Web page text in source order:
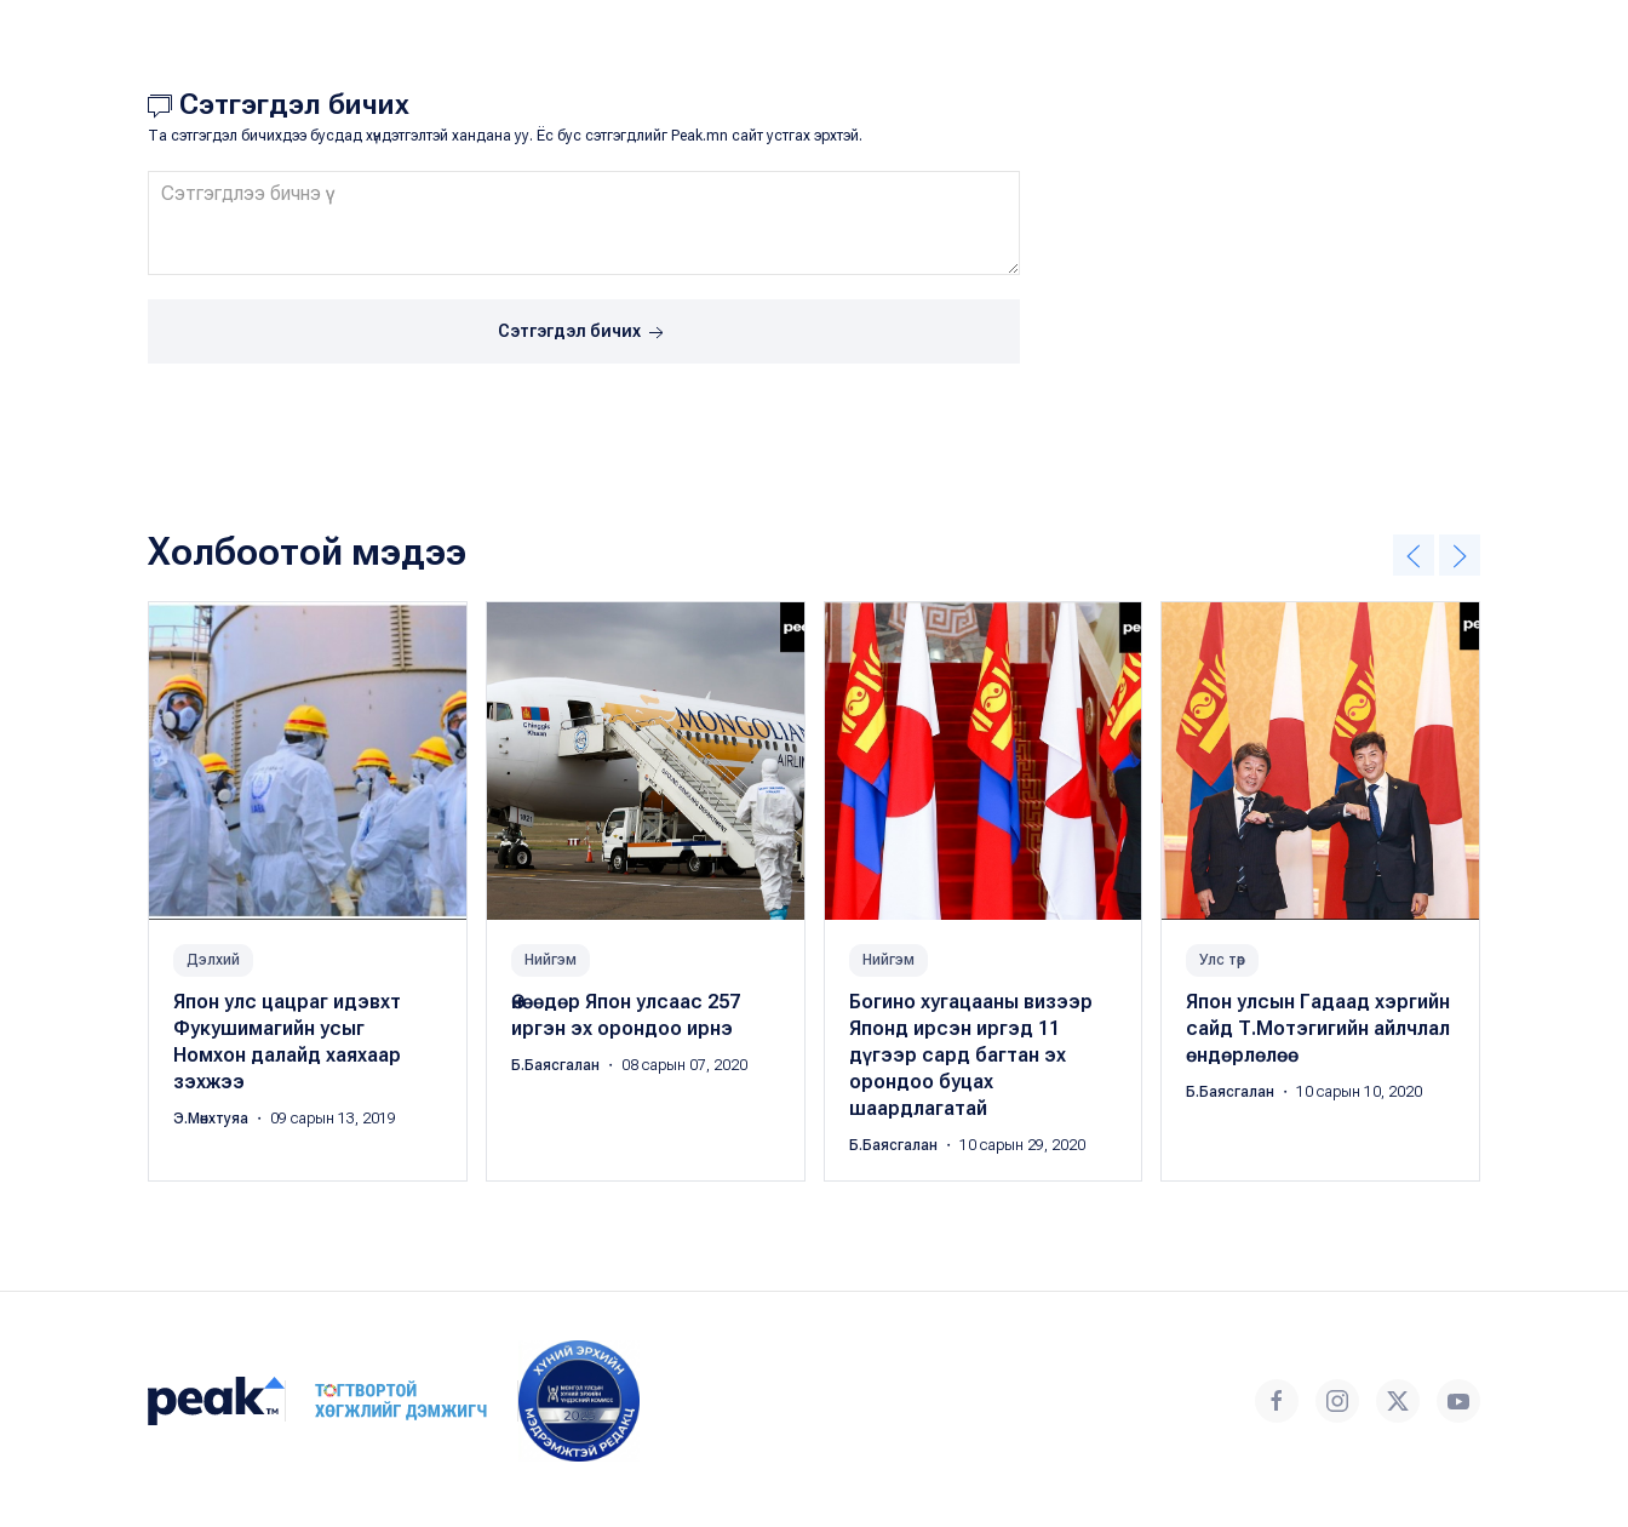
Сэтгэгдэл бичих
Та сэтгэгдэл бичихдээ бусдад хүндэтгэлтэй хандана уу. Ёс бус сэтгэгдлийг Peak.mn сайт устгах эрхтэй.
Сэтгэгдэл бичих
Холбоотой мэдээ
Дэлхий
Япон улс цацраг идэвхт
Фукушимагийн усыг
Номхон далайд хаяхаар
зэхжээ
Э.Мөнхтуяа ・ 09 сарын 13, 2019
Нийгэм
Өнөөдөр Япон улсаас 257
иргэн эх орондоо ирнэ
Б.Баясгалан ・ 08 сарын 07, 2020
Нийгэм
Богино хугацааны визээр
Японд ирсэн иргэд 11
дүгээр сард багтан эх
орондоо буцах
шаардлагатай
Б.Баясгалан ・ 10 сарын 29, 2020
Улс төр
Япон улсын Гадаад хэргийн
сайд Т.Мотэгигийн айлчлал
өндөрлөлөө
Б.Баясгалан ・ 10 сарын 10, 2020